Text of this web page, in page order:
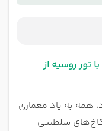
روسیه از
به یاد معماری
سلطنتی